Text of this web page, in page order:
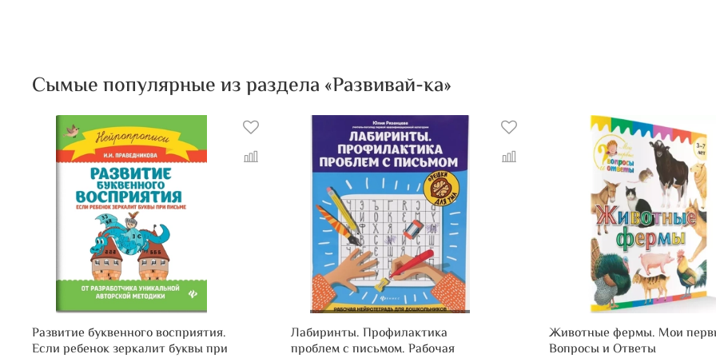
Сымые популярные из раздела «Развивай-ка»
Развитие буквенного восприятия.
Если ребенок зеркалит буквы при
Лабиринты. Профилактика
проблем с письмом. Рабочая
Животные фермы. Мои
Вопросы и Ответы